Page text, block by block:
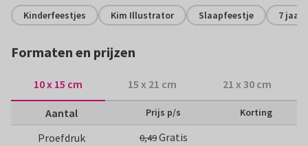
Kinderfeestjes Kim Illustrator Slaapfeestje 7 jaar
Formaten en prijzen
10 x 15 cm 15 x 21 cm 21 x 30 cm
Aantal Prijs p/s Korting
Proefdruk 0,49Gratis